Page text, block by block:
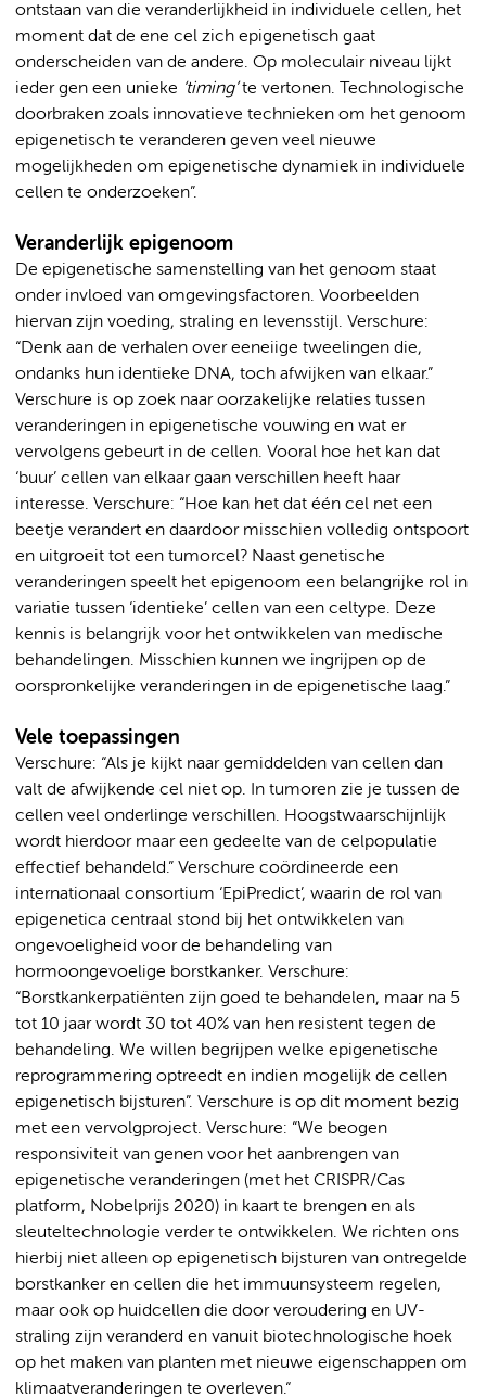
ontstaan van die veranderlijkheid in individuele cellen, het
moment dat de ene cel zich epigenetisch gaat
onderscheiden van de andere. Op moleculair niveau lijkt
ieder gen een unieke ‘timing’te vertonen. Technologische
doorbraken zoals innovatieve technieken om het genoom
epigenetisch te veranderen geven veel nieuwe
mogelijkheden om epigenetische dynamiek in individuele
cellen te onderzoeken”.
Veranderlijk epigenoom
De epigenetische samenstelling van het genoom staat
onder invloed van omgevingsfactoren. Voorbeelden
hiervan zijn voeding, straling en levensstijl. Verschure:
“Denk aan de verhalen over eeneiige tweelingen die,
ondanks hun identieke DNA, toch afwijken van elkaar.”
Verschure is op zoek naar oorzakelijke relaties tussen
veranderingen in epigenetische vouwing en wat er
vervolgens gebeurt in de cellen. Vooral hoe het kan dat
‘buur’ cellen van elkaar gaan verschillen heeft haar
interesse. Verschure: “Hoe kan het dat één cel net een
beetje verandert en daardoor misschien volledig ontspoort
en uitgroeit tot een tumorcel? Naast genetische
veranderingen speelt het epigenoom een belangrijke rol in
variatie tussen ‘identieke’ cellen van een celtype. Deze
kennis is belangrijk voor het ontwikkelen van medische
behandelingen. Misschien kunnen we ingrijpen op de
oorspronkelijke veranderingen in de epigenetische laag.”
Vele toepassingen
Verschure: “Als je kijkt naar gemiddelden van cellen dan
valt de afwijkende cel niet op. In tumoren zie je tussen de
cellen veel onderlinge verschillen. Hoogstwaarschijnlijk
wordt hierdoor maar een gedeelte van de celpopulatie
effectief behandeld.” Verschure coördineerde een
internationaal consortium ‘EpiPredict’, waarin de rol van
epigenetica centraal stond bij het ontwikkelen van
ongevoeligheid voor de behandeling van
hormoongevoelige borstkanker. Verschure:
“Borstkankerpatiënten zijn goed te behandelen, maar na 5
tot 10 jaar wordt 30 tot 40% van hen resistent tegen de
behandeling. We willen begrijpen welke epigenetische
reprogrammering optreedt en indien mogelijk de cellen
epigenetisch bijsturen”. Verschure is op dit moment bezig
met een vervolgproject. Verschure: “We beogen
responsiviteit van genen voor het aanbrengen van
epigenetische veranderingen (met het CRISPR/Cas
platform, Nobelprijs 2020) in kaart te brengen en als
sleuteltechnologie verder te ontwikkelen. We richten ons
hierbij niet alleen op epigenetisch bijsturen van ontregelde
borstkanker en cellen die het immuunsysteem regelen,
maar ook op huidcellen die door veroudering en UV-
straling zijn veranderd en vanuit biotechnologische hoek
op het maken van planten met nieuwe eigenschappen om
klimaatveranderingen te overleven.“